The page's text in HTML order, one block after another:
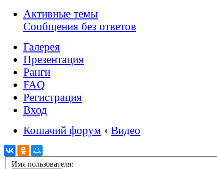
Активные темы
Сообщения без ответов
Галерея
Презентация
Ранги
FAQ
Регистрация
Вход
Кошачий форум ‹ Видео
Имя пользователя: